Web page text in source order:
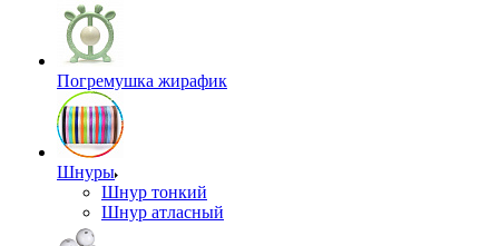
Погремушка жирафик
Шнуры
Шнур тонкий
Шнур атласный